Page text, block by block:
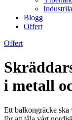
Blogg
Offert
Offert
i metall
Ett balkongräcke